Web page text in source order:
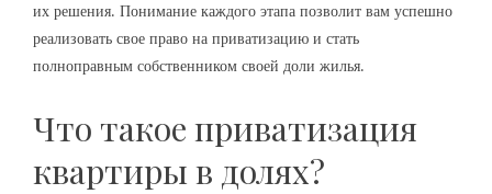
их решения. Понимание каждого этапа позволит вам успешно
реализовать свое право на приватизацию и стать
полноправным собственником своей доли жилья.
Что такое приватизация
квартиры в долях?